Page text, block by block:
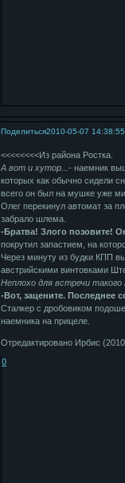
Поделиться2010-05-07 14:38:55
<<<<<<<<Из района Ростка.
А вот и хутор...- наемник
которых как обычно сидели
всего он был на мушке уже
Олег перекинул автомат за
забрало шлема.
-Братва! Злого позовите!
покрутил запастием, на
Через минуту из будки КПП
австрийскими винтовками
Неплохо для встречи такого
-Вот, зацените. Последнее
Сталкер с дробовиком
наемника на прицеле.
Отредактировано Ирбис
0